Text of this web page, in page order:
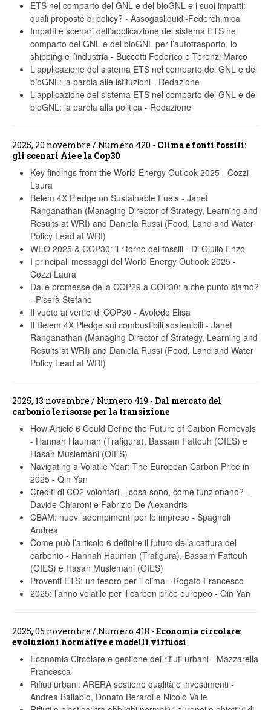
ETS nel comparto del GNL e del bioGNL e i suoi impatti:
quali proposte di policy? - Assogasliquidi-Federchimica
Impatti e scenari dell’applicazione del sistema ETS nel
comparto del GNL e del bioGNL per l’autotrasporto, lo
shipping e l’industria - Buccetti Federico e Terenzi Marco
L'applicazione del sistema ETS nel comparto del GNL e del
bioGNL: la parola alle istituzioni - Redazione
L'applicazione del sistema ETS nel comparto del GNL e del
bioGNL: la parola alla politica - Redazione
2025, 20 novembre / Numero 420 - Clima e fonti fossili:
gli scenari Aie e la Cop30
Key findings from the World Energy Outlook 2025 - Cozzi
Laura
Belém 4X Pledge on Sustainable Fuels - Janet
Ranganathan (Managing Director of Strategy, Learning and
Results at WRI) and Daniela Russi (Food, Land and Water
Policy Lead at WRI)
WEO 2025 & COP30: il ritorno dei fossili - Di Giulio Enzo
I principali messaggi del World Energy Outlook 2025 -
Cozzi Laura
Dalle promesse della COP29 a COP30: a che punto siamo?
- Piserà Stefano
Il vuoto ai vertici di COP30 - Avoledo Elisa
Il Belem 4X Pledge sui combustibili sostenibili - Janet
Ranganathan (Managing Director of Strategy, Learning and
Results at WRI) and Daniela Russi (Food, Land and Water
Policy Lead at WRI)
2025, 13 novembre / Numero 419 - Dal mercato del
carbonio le risorse per la transizione
How Article 6 Could Define the Future of Carbon Removals
- Hannah Hauman (Trafigura), Bassam Fattouh (OIES) e
Hasan Muslemani (OIES)
Navigating a Volatile Year: The European Carbon Price in
2025 - Qin Yan
Crediti di CO2 volontari – cosa sono, come funzionano? -
Davide Chiaroni e Fabrizio De Alexandris
CBAM: nuovi adempimenti per le imprese - Spagnoli
Andrea
Come può l’articolo 6 definire il futuro della cattura del
carbonio - Hannah Hauman (Trafigura), Bassam Fattouh
(OIES) e Hasan Muslemani (OIES)
Proventi ETS: un tesoro per il clima - Rogato Francesco
2025: l’anno volatile per il carbon price europeo - Qin Yan
2025, 05 novembre / Numero 418 - Economia circolare:
evoluzioni normative e modelli virtuosi
Economia Circolare e gestione dei rifiuti urbani - Mazzarella
Francesca
Rifiuti urbani: ARERA sostiene qualità e investimenti -
Andrea Ballabio, Donato Berardi e Nicolò Valle